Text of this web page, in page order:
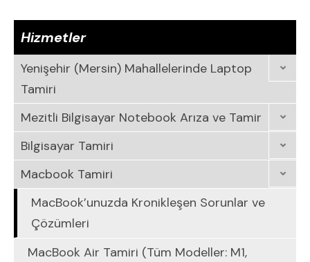
Hizmetler
Yenişehir (Mersin) Mahallelerinde Laptop
Tamiri
Mezitli Bilgisayar Notebook Arıza ve Tamir
Bilgisayar Tamiri
Macbook Tamiri
MacBook’unuzda Kronikleşen Sorunlar ve
Çözümleri
MacBook Air Tamiri (Tüm Modeller: M1,